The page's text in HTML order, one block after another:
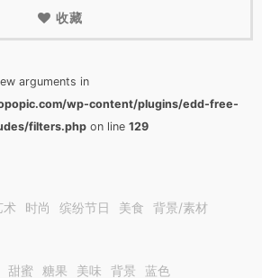
收藏
arguments in
wp-content/plugins/edd-free-
filters.php on line 129
术 时尚 缤纷节日 美食 背景/素材
甜蜜 糖果 美味 背景 蓝色